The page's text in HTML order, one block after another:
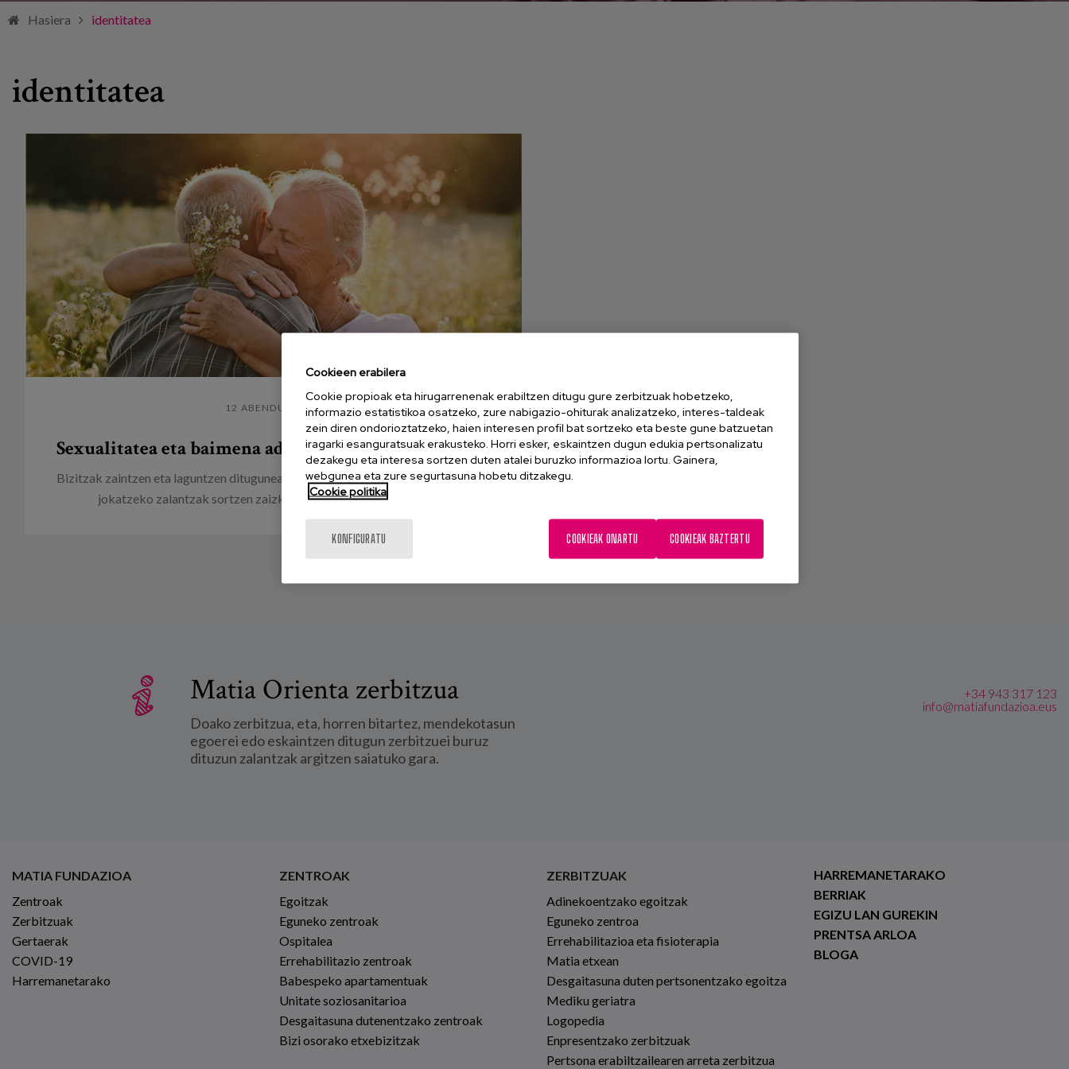
Hasiera identitatea
identitatea
12 ABENDUA 2024
Sexualitatea eta baimena adinekoentzako zentroetan
Bizitzak zaintzen eta laguntzen ditugunean, askotan egoera jakin batzuetan nola
jokatzeko zalantzak sortzen zaizkigu. Pertsonen osasun fisikoa...
Matia Orienta zerbitzua
Doako zerbitzua, eta, horren bitartez, mendekotasun
egoerei edo eskaintzen ditugun zerbitzuei buruz
dituzun zalantzak argitzen saiatuko gara.
+34 943 317 123
info@matiafundazioa.eus
MATIA FUNDAZIOA
Zentroak
Zerbitzuak
Gertaerak
COVID-19
Harremanetarako
ZENTROAK
Egoitzak
Eguneko zentroak
Ospitalea
Errehabilitazio zentroak
Babespeko apartamentuak
Unitate soziosanitarioa
Desgaitasuna dutenentzako zentroak
Bizi osorako etxebizitzak
ZERBITZUAK
Adinekoentzako egoitzak
Eguneko zentroa
Errehabilitazioa eta fisioterapia
Matia etxean
Desgaitasuna duten pertsonentzako egoitza
Mediku geriatra
Logopedia
Enpresentzako zerbitzuak
Pertsona erabiltzailearen arreta zerbitzua
HARREMANETARAKO
BERRIAK
EGIZU LAN GUREKIN
PRENTSA ARLOA
BLOGA
Cookieen erabilera
Cookie propioak eta hirugarrenenak erabiltzen ditugu gure zerbitzuak hobetzeko,
informazio estatistikoa osatzeko, zure nabigazio-ohiturak analizatzeko, interes-taldeak
zein diren ondorioztatzeko, haien interesen profil bat sortzeko eta beste gune batzuetan
iragarki esanguratsuak erakusteko. Horri esker, eskaintzen dugun edukia pertsonalizatu
dezakegu eta interesa sortzen duten atalei buruzko informazioa lortu. Gainera,
webgunea eta zure segurtasuna hobetu ditzakegu.
Cookie politika
KONFIGURATU COOKIEAK BAZTERTU
COOKIEAK ONARTU